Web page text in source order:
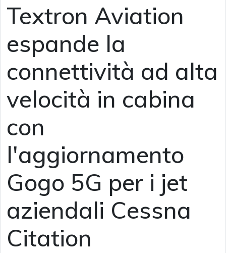
Textron Aviation
espande la
connettività ad alta
velocità in cabina
con
l'aggiornamento
Gogo 5G per i jet
aziendali Cessna
Citation